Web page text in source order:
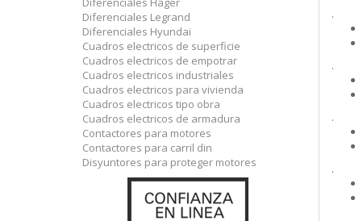
.
.
.
.
Diferenciales Legrand
Diferenciales Hyundai
Cuadros electricos de superficie
Cuadros electricos de empotrar
Cuadros electricos industriales
Cuadros electricos para vivienda
Cuadros electricos tipo obra
Cuadros electricos de armadura
Contactores para motores
Contactores para carril din
Disyuntores para proteger motores